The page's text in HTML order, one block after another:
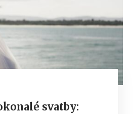
svatby: